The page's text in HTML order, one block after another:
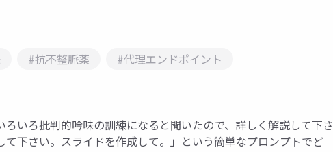
#抗不整脈薬 #代理エンドポイント
ろいろ批判的吟味の訓練になると聞いたので、詳しく解説して下さ
下さい。スライドを作成して。」という簡単なプロンプトでど